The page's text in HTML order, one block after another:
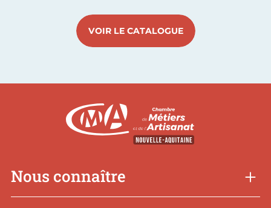
VOIR LE CATALOGUE
Nous connaître